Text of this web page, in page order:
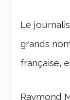
Le
grands
française,
Raymond